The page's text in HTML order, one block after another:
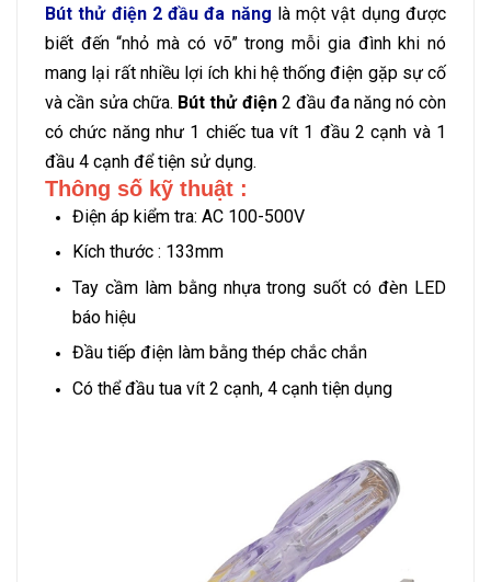
Bút thử điện 2 đầu đa năng là một vật dụng được
biết đến “nhỏ mà có võ” trong mỗi gia đình khi nó
mang lại rất nhiều lợi ích khi hệ thống điện gặp sự cố
và cần sửa chữa. Bút thử điện2 đầu đa năng nó còn
có chức năng như 1 chiếc tua vít 1 đầu 2 cạnh và 1
đầu 4 cạnh để tiện sử dụng.
Thông số kỹ thuật :
Điện áp kiểm tra: AC 100-500V
Kích thước : 133mm
Tay cầm làm bằng nhựa trong suốt có đèn LED
báo hiệu
Đầu tiếp điện làm bằng thép chắc chắn
Có thể đầu tua vít 2 cạnh, 4 cạnh tiện dụng